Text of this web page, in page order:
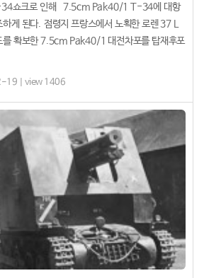
34쇼크로 인해 7.5cm Pak40/1 T-34에 대항
게 된다. 점령지 프랑스에서 노획한 로렌 37 L
를 확보한 7.5cm Pak40/1 대전차포를 탑재후포
19 | view 1406